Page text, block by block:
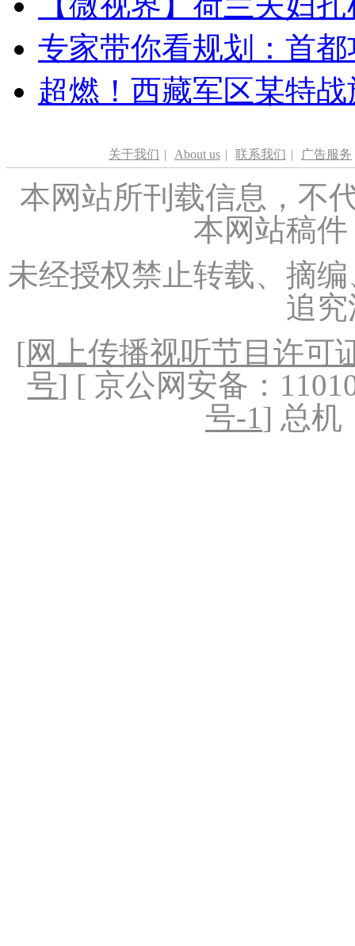
专家带你看规划：首
超燃！西藏军区某特
关于我们 | About us | 联系我们 | 广告服务
本网站所刊载信息，不
本网站稿
未经授权禁止转载、摘
追
[网上传播视听节目许可
号] [ 京公网安备：
号-1] 总机